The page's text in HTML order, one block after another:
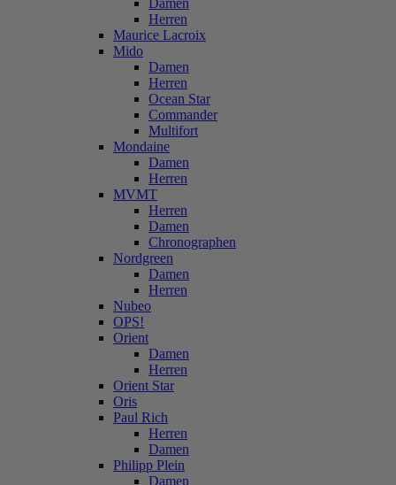
Damen
Herren
Maurice Lacroix
Mido
Damen
Herren
Ocean Star
Commander
Multifort
Mondaine
Damen
Herren
MVMT
Herren
Damen
Chronographen
Nordgreen
Damen
Herren
Nubeo
OPS!
Orient
Damen
Herren
Orient Star
Oris
Paul Rich
Herren
Damen
Philipp Plein
Damen